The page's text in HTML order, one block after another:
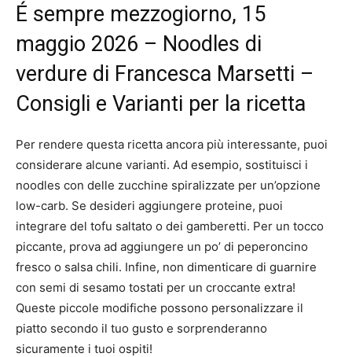
É sempre mezzogiorno, 15
maggio 2026 – Noodles di
verdure di Francesca Marsetti –
Consigli e Varianti per la ricetta
Per rendere questa ricetta ancora più interessante, puoi
considerare alcune varianti. Ad esempio, sostituisci i
noodles con delle zucchine spiralizzate per un’opzione
low-carb. Se desideri aggiungere proteine, puoi
integrare del tofu saltato o dei gamberetti. Per un tocco
piccante, prova ad aggiungere un po’ di peperoncino
fresco o salsa chili. Infine, non dimenticare di guarnire
con semi di sesamo tostati per un croccante extra!
Queste piccole modifiche possono personalizzare il
piatto secondo il tuo gusto e sorprenderanno
sicuramente i tuoi ospiti!